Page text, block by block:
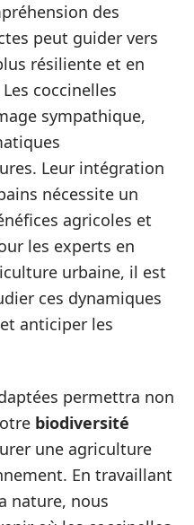
des
peut guider vers
résiliente et en
coccinelles
sympathique,
Leur intégration
nécessite un
agricoles et
les experts en
urbaine, il est
ces dynamiques
anticiper les
permettra non
biodiversité
une agriculture
En travaillant
nature, nous